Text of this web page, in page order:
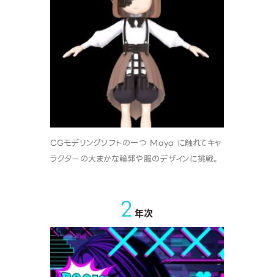
CGモデリングソフトの一つ Maya に触れてキャ
ラクターの大まかな輪郭や服のデザインに挑戦。
2 年次